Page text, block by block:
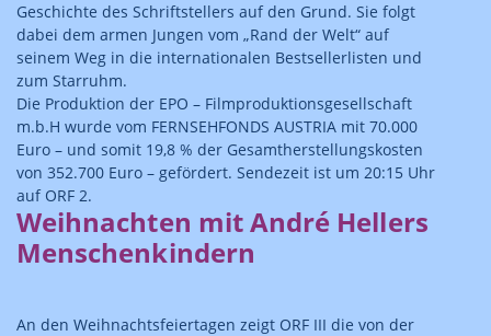
Geschichte des Schriftstellers auf den Grund. Sie folgt
dabei dem armen Jungen vom „Rand der Welt“ auf
seinem Weg in die internationalen Bestsellerlisten und
zum Starruhm.
Die Produktion der EPO – Filmproduktionsgesellschaft
m.b.H wurde vom FERNSEHFONDS AUSTRIA mit 70.000
Euro – und somit 19,8 % der Gesamtherstellungskosten
von 352.700 Euro – gefördert. Sendezeit ist um 20:15 Uhr
auf ORF 2.
Weihnachten mit André Hellers
Menschenkindern
An den Weihnachtsfeiertagen zeigt ORF III die von der